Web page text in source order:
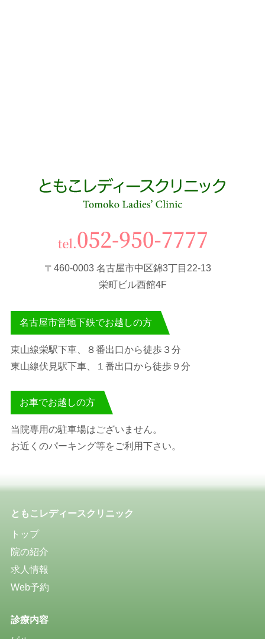
〒460-0003 名古屋市中区錦3丁目22-13
栄町ビル西館4F
名古屋市営地下鉄でお越しの方
東山線栄駅下車、８番出口から徒歩３分
東山線伏見駅下車、１番出口から徒歩９分
お車でお越しの方
当院専用の駐車場はございません。
お近くのパーキング等をご利用下さい。
ともこレディースクリニック
トップ
院の紹介
求人情報
Web予約
診療内容